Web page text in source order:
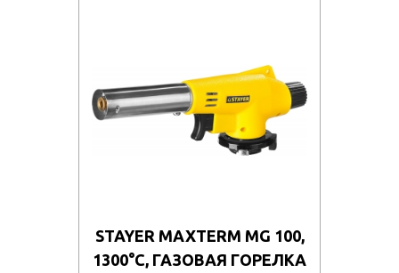
STAYER MAXTERM MG 100,
1300°C, ГАЗОВАЯ ГОРЕЛКА